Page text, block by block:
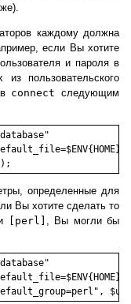
каждому должна
если Вы хотите
и пароля в
пользовательского
connect следующим
определенные для
Вы хотите сделать то
[perl] , Вы могли бы